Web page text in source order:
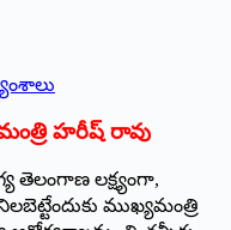
హరీష్‌ ‌రావు
తెలంగాణ లక్ష్యంగా,
ముఖ్యమంత్రి